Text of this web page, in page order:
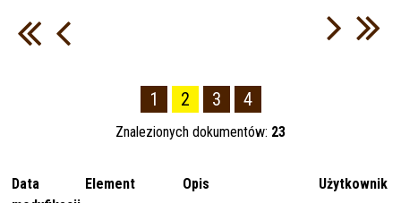
1 2 3 4
Znalezionych dokumentów: 23
Data
Element Opis Użytkownik